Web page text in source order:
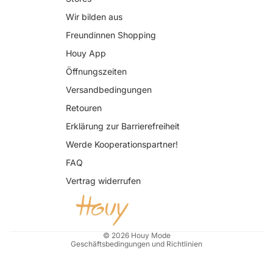
Wir bilden aus
Freundinnen Shopping
Houy App
Öffnungszeiten
Versandbedingungen
Retouren
Erklärung zur Barrierefreiheit
Werde Kooperationspartner!
FAQ
Vertrag widerrufen
© 2026 Houy Mode
Geschäftsbedingungen und Richtlinien
Kontaktinformationen